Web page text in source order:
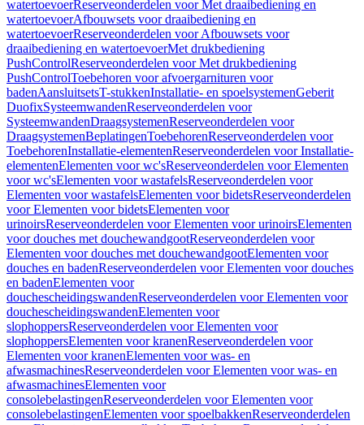
watertoevoerReserveonderdelen voor Met draaibediening en
watertoevoerAfbouwsets voor draaibediening en
watertoevoerReserveonderdelen voor Afbouwsets voor
draaibediening en watertoevoerMet drukbediening
PushControlReserveonderdelen voor Met drukbediening
PushControlToebehoren voor afvoergarnituren voor
badenAansluitsetsT-stukkenInstallatie- en spoelsystemenGeberit
DuofixSysteemwandenReserveonderdelen voor
SysteemwandenDraagsystemenReserveonderdelen voor
DraagsystemenBeplatingenToebehorenReserveonderdelen voor
ToebehorenInstallatie-elementenReserveonderdelen voor Installatie-
elementenElementen voor wc'sReserveonderdelen voor Elementen
voor wc'sElementen voor wastafelsReserveonderdelen voor
Elementen voor wastafelsElementen voor bidetsReserveonderdelen
voor Elementen voor bidetsElementen voor
urinoirsReserveonderdelen voor Elementen voor urinoirsElementen
voor douches met douchewandgootReserveonderdelen voor
Elementen voor douches met douchewandgootElementen voor
douches en badenReserveonderdelen voor Elementen voor douches
en badenElementen voor
douchescheidingswandenReserveonderdelen voor Elementen voor
douchescheidingswandenElementen voor
slophoppersReserveonderdelen voor Elementen voor
slophoppersElementen voor kranenReserveonderdelen voor
Elementen voor kranenElementen voor was- en
afwasmachinesReserveonderdelen voor Elementen voor was- en
afwasmachinesElementen voor
consolebelastingenReserveonderdelen voor Elementen voor
consolebelastingenElementen voor spoelbakkenReserveonderdelen